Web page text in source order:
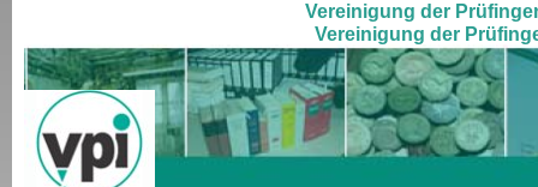
Vereinigung der
Vereinigung der